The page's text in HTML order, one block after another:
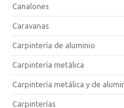
Canalones
Caravanas
Carpintería de aluminio
Carpintería metálica
Carpintería metálica y de
Carpinterías